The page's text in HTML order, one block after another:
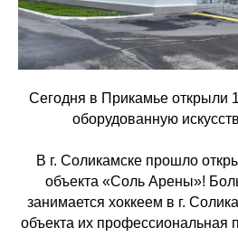
Сегодня в Прикамье открыли
оборудованную
В г. Соликамске прошло
объекта «Соль Арены»!
занимается хоккеем в г.
объекта их профессиональная